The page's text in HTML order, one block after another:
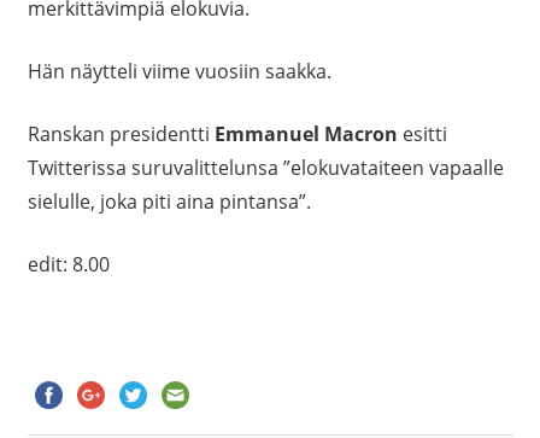
merkittävimpiä elokuvia.
Hän näytteli viime vuosiin saakka.
Ranskan presidentti Emmanuel Macron esitti
Twitterissa suruvalittelunsa ”elokuvataiteen vapaalle
sielulle, joka piti aina pintansa”.
edit: 8.00